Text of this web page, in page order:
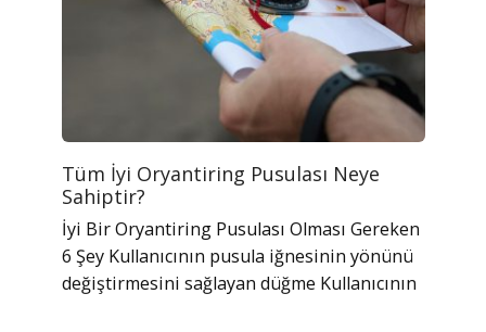
Tüm İyi Oryantiring Pusulası Neye
Sahiptir?
İyi Bir Oryantiring Pusulası Olması Gereken
6 Şey Kullanıcının pusula iğnesinin yönünü
değiştirmesini sağlayan düğme Kullanıcının